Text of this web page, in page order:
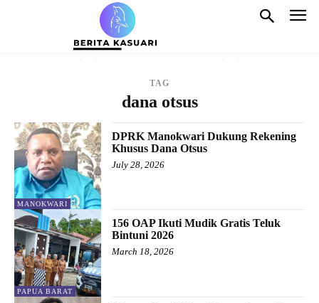
TAG
dana otsus
MANOKWARI
DPRK Manokwari Dukung Rekening
Khusus Dana Otsus
July 28, 2026
PAPUA BARAT
156 OAP Ikuti Mudik Gratis Teluk
Bintuni 2026
March 18, 2026